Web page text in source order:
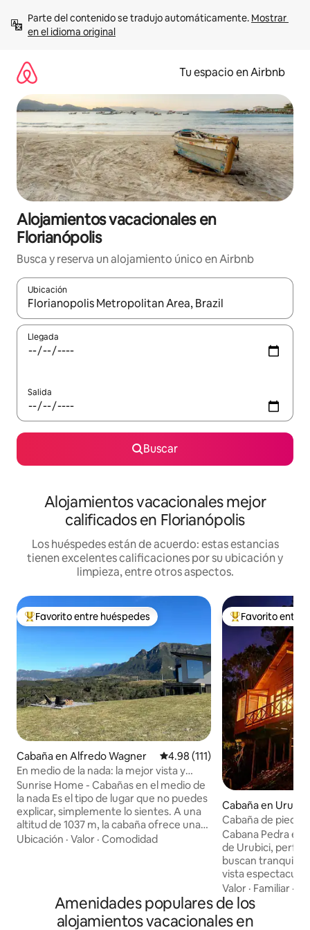
contenido
Parte del contenido se tradujo automáticamente. Mostrar
en el idioma original
Tu espacio en Airbnb
Alojamientos vacacionales en
Florianópolis
Busca y reserva un alojamiento único en Airbnb
Ubicación
Cuando los resultados estén disponibles, podrás navegar
Llegada
Salida
Buscar
Alojamientos vacacionales mejor
calificados en Florianópolis
Los huéspedes están de acuerdo: estas estancias
tienen excelentes calificaciones por su ubicación y
limpieza, entre otros aspectos.
De los mejores en Favorito entre huéspedes
Favorito entre huéspedes
Cabaña en Alfredo Wagner Calificación promedio: 4.98 de
4.98 (111)
En medio de la nada: la mejor vista y
privacidad de la Sierra
Sunrise Home - Cabañas en el medio de
la nada Es el tipo de lugar que no puedes
explicar, simplemente lo sientes. A una
altitud de 1037 m, la cabaña ofrece una
vista de 360° que hipnotiza y un silencio
climatizado y con hidromasaje,
transforma la estancia en algo único. Por
Ubicación · Valor · Comodidad
De los mejores
Favorito entre
Cabaña en Urubici
Cabaña de piedra
atardeceres
Cabana Pedra es
de Urubici,
buscan
vista
1,200 metros de
entorno único
inolvidables, aire
acogedora en
Valor · Familiar ·
Amenidades populares de los
alojamientos vacacionales en